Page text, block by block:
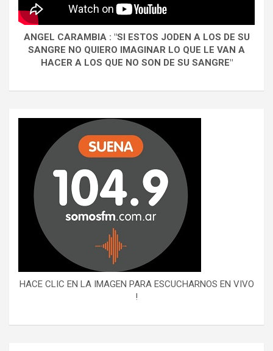
ANGEL CARAMBIA : "SI ESTOS JODEN A LOS DE SU
SANGRE NO QUIERO IMAGINAR LO QUE LE VAN A
HACER A LOS QUE NO SON DE SU SANGRE"
HACE CLIC EN LA IMAGEN PARA ESCUCHARNOS EN VIVO
!